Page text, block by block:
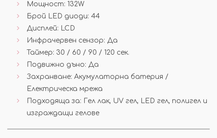
Мощност: 132W
Брой LED диоди: 44
Дисплей: LCD
Инфрачервен сензор: Да
Таймер: 30 / 60 / 90 / 120 сек.
Подвижно дъно: Да
Захранване: Акумулаторна батерия /
Електрическа мрежа
Подходяща за: Гел лак, UV гел, LED гел, полигел и
изграждащи гелове